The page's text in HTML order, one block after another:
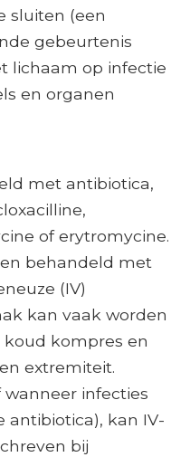
sluiten (een
gebeurtenis
lichaam op infectie
en organen
met antibiotica,
of erytromycine.
behandeld met
(IV)
kan vaak worden
kompres en
extremiteit.
wanneer infecties
antibiotica), kan IV-
bij